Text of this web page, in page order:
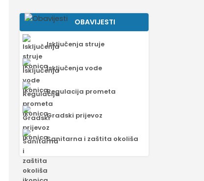
OBAVIJESTI
Isključenja struje
Isključenja vode
Regulacija prometa
Gradski prijevoz
Sanitarna i zaštita okoliša